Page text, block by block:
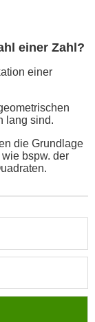
einer Zahl?
einer
lang sind.
die Grundlage
bspw. der